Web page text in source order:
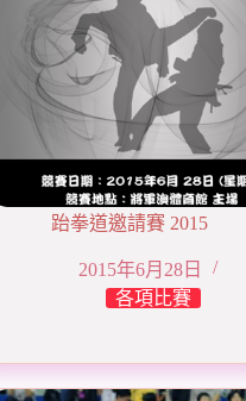
跆拳道邀請賽 2015
2015年6月28日
各項比賽